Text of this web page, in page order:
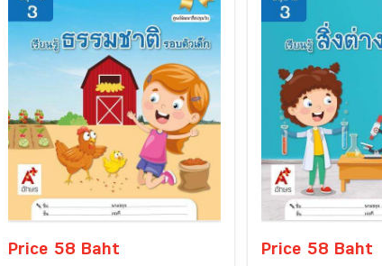
Price 58 Baht Price 58 Baht